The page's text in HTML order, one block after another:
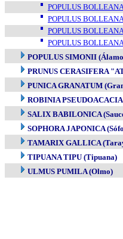
POPULUS
POPULUS
POPULUS
POPULUS
POPULUS SIMONII
PRUNUS CERASIFERA
PUNICA GRANATUM
ROBINIA
SALIX BABILONICA
SOPHORA JAPONICA
TAMARIX GALLICA
TIPUANA TIPU (Tipuana)
ULMUS PUMILA (Olmo)